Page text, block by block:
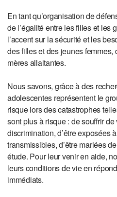
En tant qu’organisation de
de l’égalité entre les filles et les
l’accent sur la sécurité et les
des filles et des jeunes femmes,
mères allaitantes.
Nous savons, grâce à des
adolescentes représentent le
risque lors des catastrophes
sont plus à risque : de souffrir
discrimination, d’être exposées
transmissibles, d’être mariées
étude. Pour leur venir en aide,
leurs conditions de vie en
immédiats.